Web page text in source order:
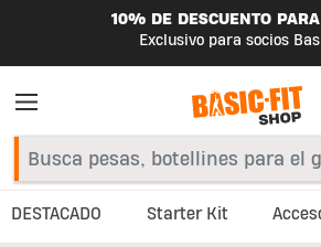
10% DE DESCUENTO
Exclusivo para socios
DESTACADO Starter Kit